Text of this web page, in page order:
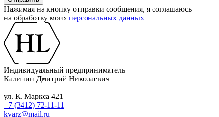
Нажимая на кнопку отправки сообщения, я соглашаюсь
на обработку моих персональных данных
Индивидуальный предприниматель
Калинин Дмитрий Николаевич
ул. К. Маркса 421
+7 (3412) 72-11-11
kvarz@mail.ru